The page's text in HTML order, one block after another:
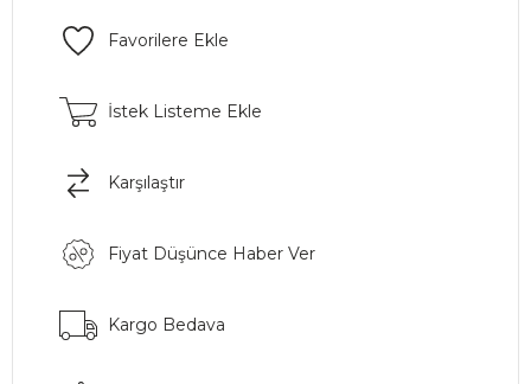
Favorilere Ekle
İstek Listeme Ekle
Karşılaştır
Fiyat Düşünce Haber Ver
Kargo Bedava